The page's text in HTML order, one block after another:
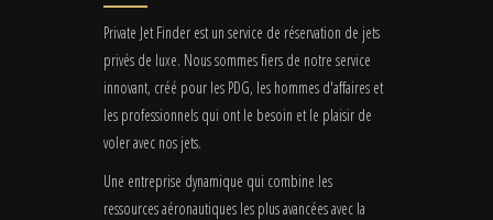
Private Jet Finder est un service de réservation de jets
privés de luxe. Nous sommes fiers de notre service
innovant, créé pour les PDG, les hommes d'affaires et
les professionnels qui ont le besoin et le plaisir de
voler avec nos jets.
Une entreprise dynamique qui combine les
ressources aéronautiques les plus avancées avec la